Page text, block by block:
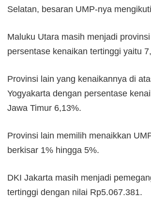
Selatan, besaran UMP-nya
Maluku Utara masih menjadi
persentase kenaikan tertinggi yaitu
Provinsi lain yang kenaikannya di
Yogyakarta dengan persentase
Jawa Timur 6,13%.
Provinsi lain memilih menaikkan
berkisar 1% hingga 5%.
DKI Jakarta masih menjadi
tertinggi dengan nilai Rp5.067.381.